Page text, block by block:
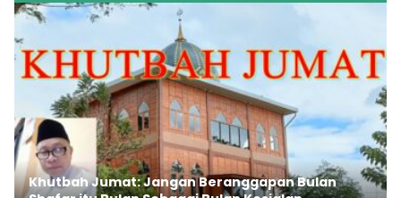
Khutbah Jumat: Jangan Beranggapan Bulan